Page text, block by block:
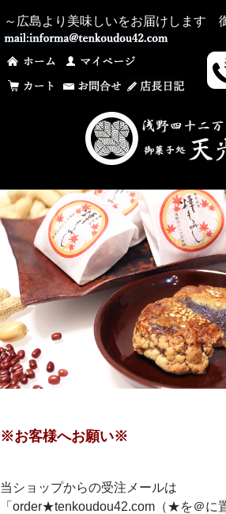
～広島より美味しいをお届けします
※お客様へお願い※
当ショップからの受注メールは
「order★tenkoudou42.com（★を＠に